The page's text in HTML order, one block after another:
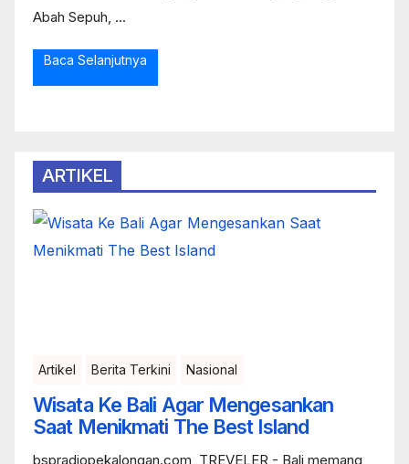
Abah Sepuh, ...
Baca Selanjutnya
ARTIKEL
Artikel Berita Terkini Nasional
Wisata Ke Bali Agar Mengesankan
Saat Menikmati The Best Island
bspradiopekalongan.com, TREVELER - Bali memang